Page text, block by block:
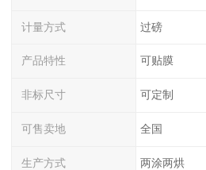
计量方式 过磅
产品特性 可贴膜
非标尺寸 可定制
可售卖地 全国
生产方式 两涂两烘